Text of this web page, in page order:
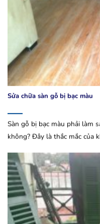
Sửa chữa sàn gỗ bị bạc màu
Sàn gỗ bị bạc màu phải làm
không? Đây là thắc mắc của